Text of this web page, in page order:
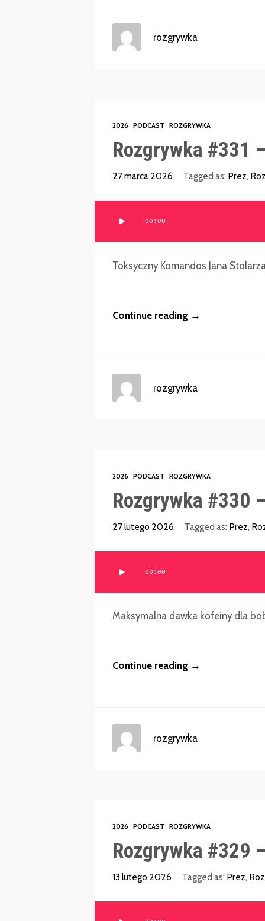
rozgrywka
2026 PODCAST ROZGRYWKA
Rozgrywka #331
27 marca 2026 Tagged as: Prez,
plików
dźwiękowych
00:00
Toksyczny Komandos Jana
Continue reading →
rozgrywka
2026 PODCAST ROZGRYWKA
Rozgrywka #330
27 lutego 2026 Tagged as: Prez,
plików
dźwiękowych
00:00
Maksymalna dawka kofeiny dla
Continue reading →
rozgrywka
2026 PODCAST ROZGRYWKA
Rozgrywka #329
13 lutego 2026 Tagged as: Prez,